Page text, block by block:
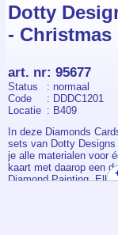
Dotty
- Christmas
art. nr: 95677
Status
: normaal
Code
: DDDC1201
Locatie : B409
In deze Diamonds
sets van Dotty Designs
je alle materialen voor
kaart met daarop een
Diamond Painting. Elk